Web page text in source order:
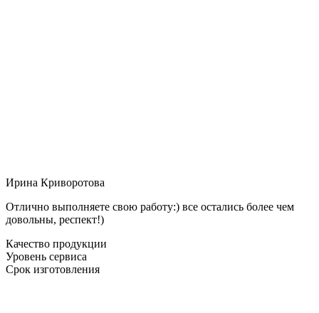
Ирина Криворотова
Отлично выполняете свою работу:) все остались более чем
довольны, респект!)
Качество продукции
Уровень сервиса
Срок изготовления